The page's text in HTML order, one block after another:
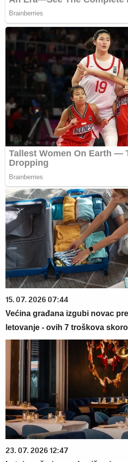
15. 07. 2026 07:44
Većina građana izgubi novac
letovanje - ovih 7 troškova
23. 07. 2026 12:47